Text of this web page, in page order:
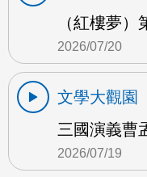
（紅樓夢）
2026/07/20
文學大觀園
三國演義曹
2026/07/19